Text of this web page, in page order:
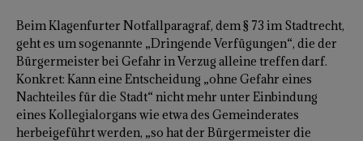
Beim Klagenfurter Notfallparagraf, dem § 73 im Stadtrecht,
geht es um sogenannte „Dringende Verfügungen“, die der
Bürgermeister bei Gefahr in Verzug alleine treffen darf.
Konkret: Kann eine Entscheidung „ohne Gefahr eines
Nachteiles für die Stadt“ nicht mehr unter Einbindung
eines Kollegialorgans wie etwa des Gemeinderates
herbeigeführt werden, „so hat der Bürgermeister die